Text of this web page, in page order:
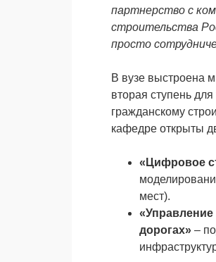
партнерство с
строительства
просто
В вузе выстроена
вторая ступень
гражданскому
кафедре открыты
«Цифровое
мест).
дорогах» –